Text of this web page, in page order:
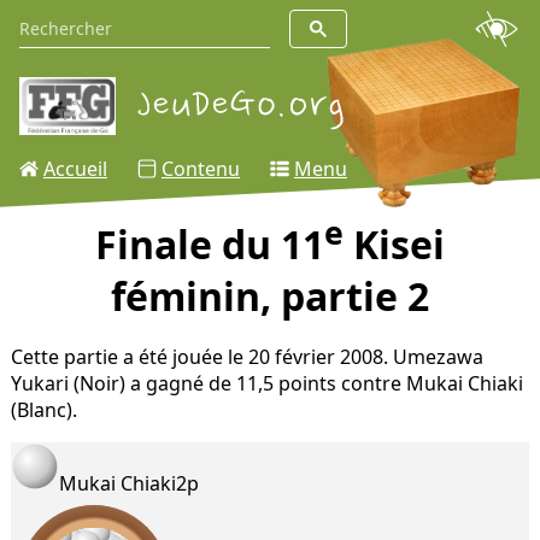
Accueil Contenu Menu
Finale du 11e Kisei
féminin, partie 2
Cette partie a été jouée le 20 février 2008. Umezawa
Yukari (Noir) a gagné de 11,5 points contre Mukai Chiaki
(Blanc).
Mukai Chiaki2p